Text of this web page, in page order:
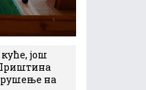
још
рушење на